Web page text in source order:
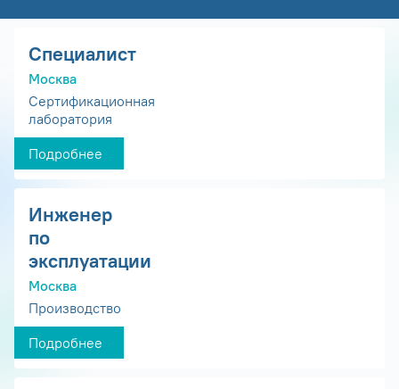
Специалист
Москва
Сертификационная
лаборатория
Подробнее
Инженер
по
эксплуатации
Москва
Производство
Подробнее